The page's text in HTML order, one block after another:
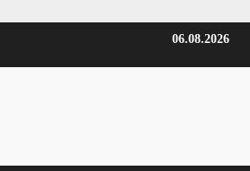
06.08.2026